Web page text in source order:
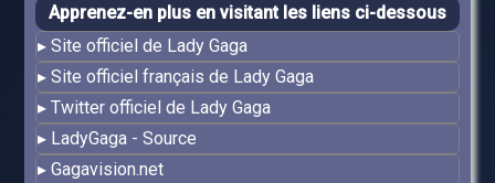
Apprenez-en plus en visitant les liens ci-dessous
Site officiel de Lady Gaga
Site officiel français de Lady Gaga
Twitter officiel de Lady Gaga
LadyGaga - Source
Gagavision.net